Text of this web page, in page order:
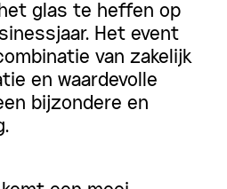
glas te heffen op
Het event
van zakelijk
en waardevolle
bijzondere en